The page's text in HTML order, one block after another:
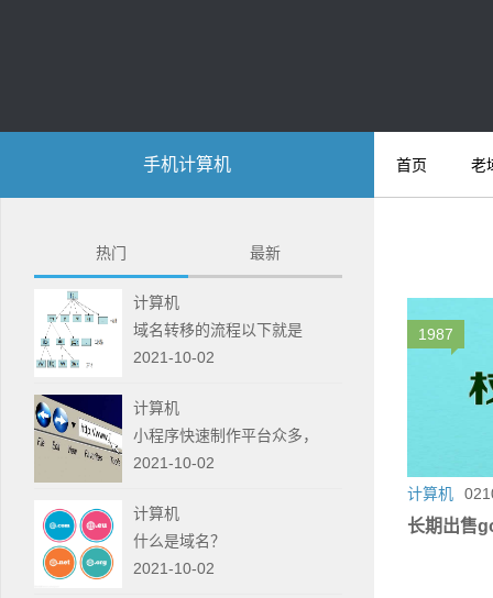
手机计算机 首页 老
热门 最新
计算机
域名转移的流程以下就是
2021-10-02
计算机
小程序快速制作平台众多，
2021-10-02
计算机
什么是域名？
2021-10-02
1987
计算机
长期出售